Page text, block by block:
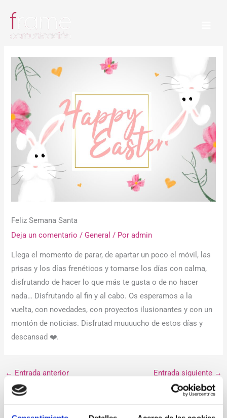
contenido
Feliz Semana Santa
Deja un comentario / General / Poradmin
Llega el momento de parar, de apartar un poco el móvil, las
prisas y los días frenéticos y tomarse los días con calma,
disfrutando de hacer lo que más te gusta o de no hacer
nada… Disfrutando al fin y al cabo. Os esperamos a la
vuelta, con novedades, con proyectos ilusionantes y con un
montón de noticias. Disfrutad muuuucho de estos días y
descansad ❤️.
← Entrada anterior Entrada siguiente →
Deja un comentario